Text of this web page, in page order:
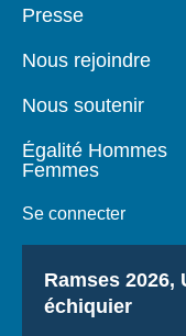
Pied
Presse
Nous rejoindre
Nous soutenir
Égalité Hommes
Femmes
Se connecter
Titre
Ramses 2026,
échiquier